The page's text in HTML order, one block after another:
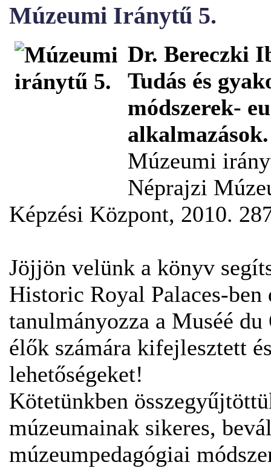
Múzeumi Iránytű 5.
Dr. Bereczki
Tudás és
módszerek-
Múzeumi
Néprajzi
Képzési Központ, 2010.
Jöjjön velünk a könyv
Historic Royal Palaces-
tanulmányozza a Muséé
élők számára kifejlesztett
lehetőségeket!
Kötetünkben
múzeumainak sikeres,
múzeumpedagógiai